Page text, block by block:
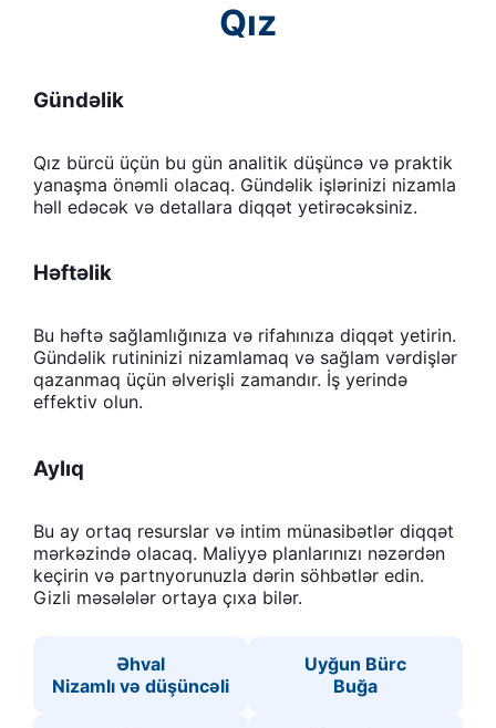
Qız
Gündəlik
Qız bürcü üçün bu gün analitik düşüncə və praktik
yanaşma önəmli olacaq. Gündəlik işlərinizi nizamla
həll edəcək və detallara diqqət yetirəcəksiniz.
Həftəlik
Bu həftə sağlamlığınıza və rifahınıza diqqət yetirin.
Gündəlik rutininizi nizamlamaq və sağlam vərdişlər
qazanmaq üçün əlverişli zamandır. İş yerində
effektiv olun.
Aylıq
Bu ay ortaq resurslar və intim münasibətlər diqqət
mərkəzində olacaq. Maliyyə planlarınızı nəzərdən
keçirin və partnyorunuzla dərin söhbətlər edin.
Gizli məsələlər ortaya çıxa bilər.
Əhval
Nizamlı və düşüncəli
Uyğun Bürc
Buğa